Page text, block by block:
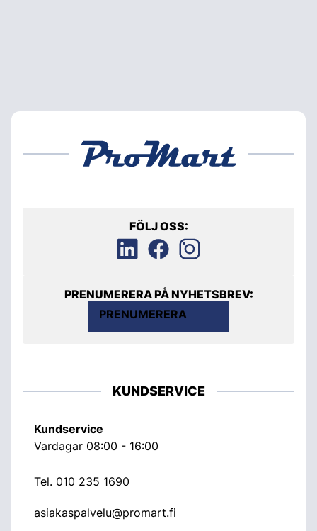
FÖLJ OSS:
PRENUMERERA PÅ NYHETSBREV:
PRENUMERERA
KUNDSERVICE
Kundservice
Vardagar 08:00 - 16:00
Tel. 010 235 1690
asiakaspalvelu@promart.fi